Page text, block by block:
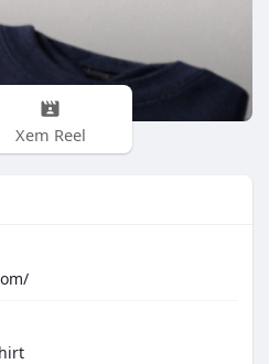
Xem Reel